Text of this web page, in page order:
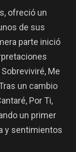
ofreció un
de sus
parte inició
Me
un cambio
Por Ti,
un primer
y sentimientos